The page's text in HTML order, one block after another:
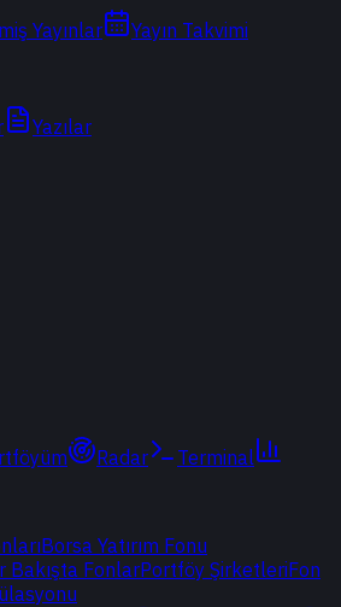
Yayınlar
Yayın Takvimi
Yazılar
Radar
Terminal
Borsa Yatırım Fonu
Bakışta FonlarPortföy ŞirketleriFon